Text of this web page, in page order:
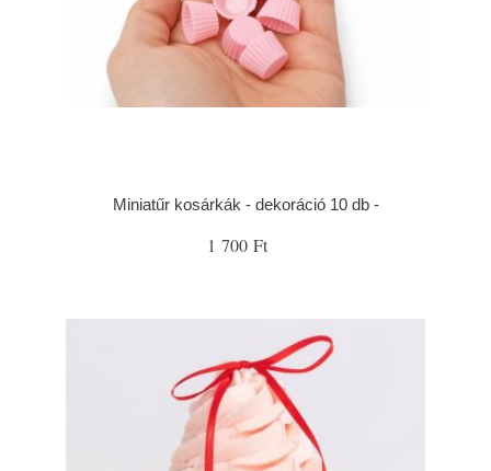
Miniatűr kosárkák - dekoráció 10 db -
1 700 Ft